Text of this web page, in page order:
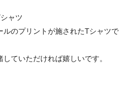
シャツ
ルのプリントが施されたTシャツで
ていただければ嬉しいです。